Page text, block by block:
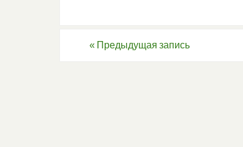
« Предыдущая запись